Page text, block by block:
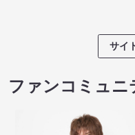
サイ
ファンコミュニ